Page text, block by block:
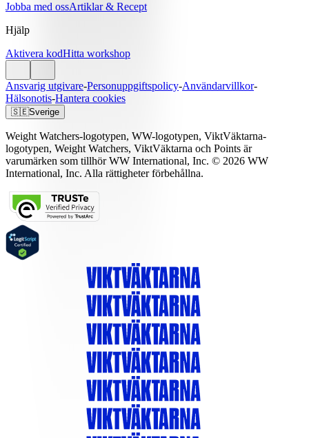
Jobba med ossArtiklar & Recept
Hjälp
Aktivera kodHitta workshop
Ansvarig utgivare-Personuppgiftspolicy-Användarvillkor-
Hälsonotis-Hantera cookies
🇸🇪Sverige
Weight Watchers-logotypen, WW-logotypen, ViktVäktarna-
logotypen, Weight Watchers, ViktVäktarna och Points är
varumärken som tillhör WW International, Inc. © 2026 WW
International, Inc. Alla rättigheter förbehållna.